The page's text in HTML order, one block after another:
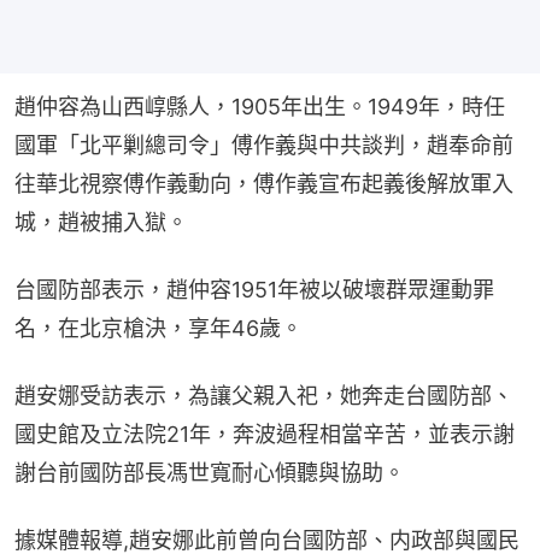
趙仲容為山西崞縣人，1905年出生。1949年，時任
國軍「北平剿總司令」傅作義與中共談判，趙奉命前
往華北視察傅作義動向，傅作義宣布起義後解放軍入
城，趙被捕入獄。
台國防部表示，趙仲容1951年被以破壞群眾運動罪
名，在北京槍決，享年46歲。
趙安娜受訪表示，為讓父親入祀，她奔走台國防部、
國史館及立法院21年，奔波過程相當辛苦，並表示謝
謝台前國防部長馮世寬耐心傾聽與協助。
據媒體報導,趙安娜此前曾向台國防部、内政部與國民